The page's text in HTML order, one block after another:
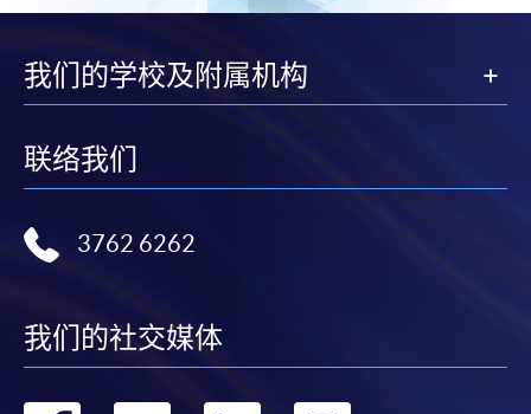
我们的学校及附属机构
联络我们
3762 6262
我们的社交媒体